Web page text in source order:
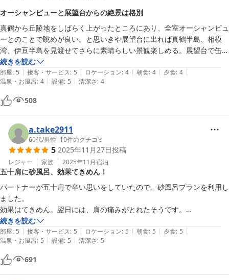
オーシャンビューと展望台からの絶景は格別
真鶴から丘陵地をしばらく上がったところにあり、全室オーシャンビュ
ーとのことで眺めが良い。と思いきや展望台に出れば真鶴半島、相模
湾、伊豆半島を見渡せてさらに素晴らしい景観楽しめる。展望台で缶ビ
ールやコーヒーを飲むひと時は格別。住所は湯河原でも立地は真鶴寄り
で、風呂が温泉でないことだけは惜しい。食事も及第点で、朝食の大き
な鯵は特に美味しかった。
続きを読む
部屋: 5 | 接客・サービス: 5 | ロケーション: 4 | 朝食: 4 | 夕食: 4 |
温泉・お風呂: 4 | 設備: 5 | 清潔さ: 4
508
a.take2911
60代/男性 | 10件のクチコミ
5 2025年11月27日投稿
レジャー 家族 2025年11月宿泊
五十肩に砂風呂、効果てきめん！
パートナーが五十肩で辛い思いをしていたので、砂風呂プランを利用し
ました。
効果はてきめん。翌日には、肩の痛みがとれたそうです。
海の見えるお部屋で景色が良く、夜　お庭に出ると星がきれいでした。
魚主体の夕食に蟹がついており、食べきれないほどの蟹がお皿にのって
おり驚きました。
朝食の鯵は、身がぷりぷりで美味しくお土産に購入しました。
大変満足な1泊2日でした。
続きを読む
部屋: 5 | 接客・サービス: 5 | ロケーション: 5 | 朝食: 5 | 夕食: 5 |
温泉・お風呂: 5 | 設備: 5 | 清潔さ: 5
691